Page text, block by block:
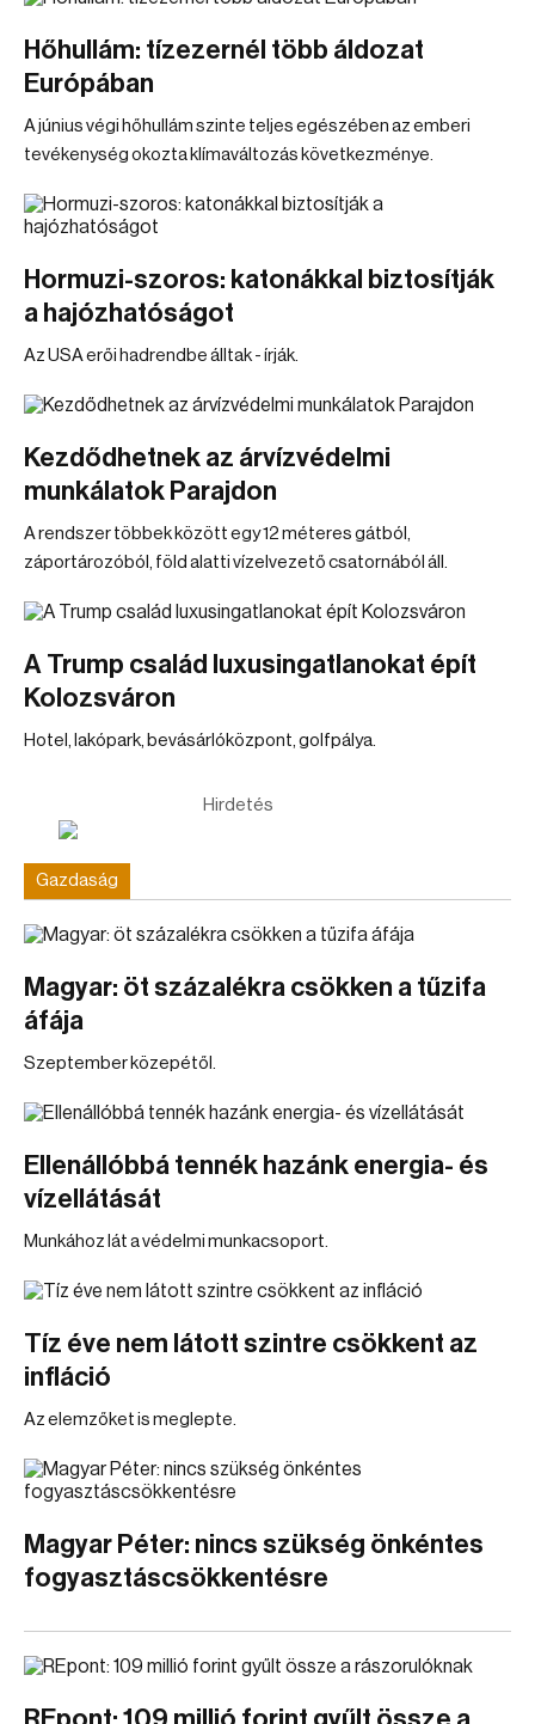
Hőhullám: tízezernél több áldozat
Európában
A június végi hőhullám szinte teljes egészében az emberi
tevékenység okozta klímaváltozás következménye.
Hormuzi-szoros: katonákkal biztosítják
a hajózhatóságot
Az USA erői hadrendbe álltak - írják.
Kezdődhetnek az árvízvédelmi
munkálatok Parajdon
A rendszer többek között egy 12 méteres gátból,
záportározóból, föld alatti vízelvezető csatornából áll.
A Trump család luxusingatlanokat épít
Kolozsváron
Hotel, lakópark, bevásárlóközpont, golfpálya.
Hirdetés
Gazdaság
Magyar: öt százalékra csökken a tűzifa
áfája
Szeptember közepétől.
Ellenállóbbá tennék hazánk energia- és
vízellátását
Munkához lát a védelmi munkacsoport.
Tíz éve nem látott szintre csökkent az
infláció
Az elemzőket is meglepte.
Magyar Péter: nincs szükség önkéntes
fogyasztáscsökkentésre